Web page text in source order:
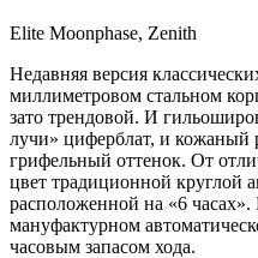
Elite Moonphase, Zenith
Недавняя версия
миллиметровом стальном
зато трендовой. И
лучи» циферблат, и
грифельный оттенок. От
цвет традиционной круглой
расположенной на «6 часах».
мануфактурном
часовым запасом хода.